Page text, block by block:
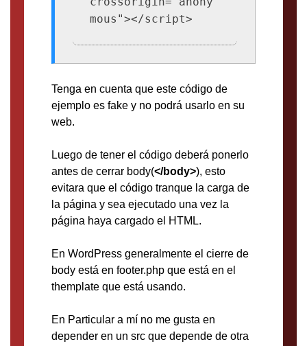
mous"></script>
Tenga en cuenta que este código de
ejemplo es fake y no podrá usarlo en su
web.
Luego de tener el código deberá ponerlo
antes de cerrar body(</body>), esto
evitara que el código tranque la carga de
la página y sea ejecutado una vez la
página haya cargado el HTML.
En WordPress generalmente el cierre de
body está en footer.php que está en el
themplate que está usando.
En Particular a mí no me gusta en
depender en un src que depende de otra